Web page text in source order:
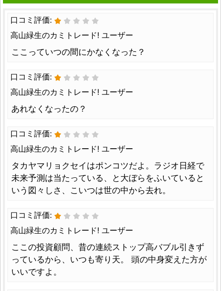
口コミ評価:
高山緑生のカミトレード! ユーザー
ここっていつの間にかなくなった？
口コミ評価:
高山緑生のカミトレード! ユーザー
あれなくなったの？
口コミ評価:
高山緑生のカミトレード! ユーザー
タカヤマリョクセイはポンコツだよ。ラジオ日経で
未来予測は当たっている、と大ぼらをふいていると
いう図々しさ、こいつは世の中から去れ。
口コミ評価:
高山緑生のカミトレード! ユーザー
ここの投資顧問、昔の連続ストップ高バブル引きず
っているから、いつも寄り天。 頭の中身変えた方が
いいですよ。